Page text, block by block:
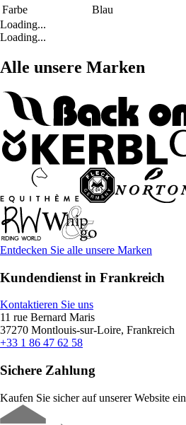
Farbe
Blau
Loading...
Loading...
Alle unsere Marken
Entdecken Sie alle unsere Marken
Kundendienst in Frankreich
Kontaktieren Sie uns
11 rue Bernard Maris
37270 Montlouis-sur-Loire, Frankreich
+33 1 86 47 62 58
Sichere Zahlung
Kaufen Sie sicher auf unserer Website ein